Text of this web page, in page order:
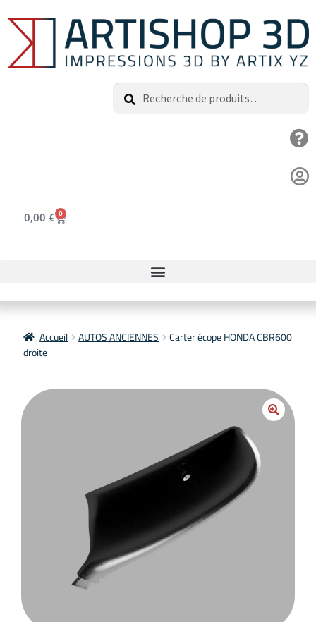
Recherche
0,00 € 0
Accueil AUTOS ANCIENNES Carter écope HONDA CBR600
droite